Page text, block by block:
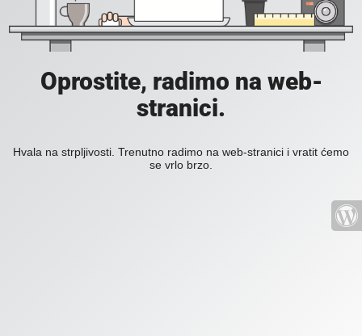
Oprostite, radimo na web-
stranici.
Hvala na strpljivosti. Trenutno radimo na web-stranici i vratit ćemo
se vrlo brzo.